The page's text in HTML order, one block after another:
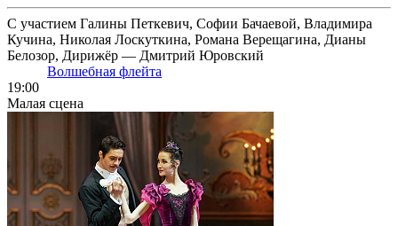
С участием Галины Петкевич, Софии Бачаевой, Владимира
Кучина, Николая Лоскуткина, Романа Верещагина, Дианы
Белозор, Дирижёр — Дмитрий Юровский
Волшебная флейта
19:00
Малая сцена